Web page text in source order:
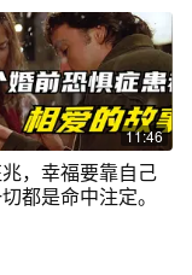
11:46
，幸福要靠自己
都是命中注定。